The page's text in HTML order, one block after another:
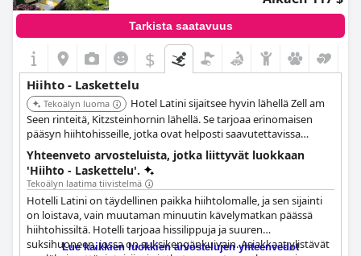
Tarkista saatavuus
$
Hiihto - Laskettelu
Tekoälyn luoma
Hotel Latini sijaitsee hyvin lähellä Zell am
Seen rinteitä, Kitzsteinhornin lähellä. Se tarjoaa erinomaisen
pääsyn hiihtohisseille, jotka ovat helposti saavutettavissa
hotellista.
Yhteenveto arvosteluista, jotka liittyvät luokkaan
'Hiihto - Laskettelu'.
Tekoälyn laatima tiivistelmä
Hotelli Latini on täydellinen paikka hiihtolomalle, ja sen sijainti
on loistava, vain muutaman minuutin kävelymatkan päässä
hiihtohissiltä. Hotelli tarjoaa hissilippuja ja suuren
suksihuoneen, jossa on suksikengänkuivain. Asiakkaat ylistävät
Lue kaikkien luokkien arvostelujen yhteenvedot